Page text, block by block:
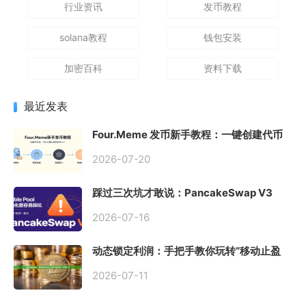
行业资讯 发币教程
solana教程 钱包安装
加密百科 资料下载
最近发表
Four.Meme 发币新手教程：一键创建代币
2026-07-20
踩过三次坑才敢说：PancakeSwap V3
初始化
2026-07-16
动态锁定利润：手把手教你玩转“移动止盈
2026-07-11